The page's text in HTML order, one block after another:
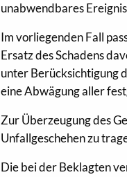
unabwendbares
Im vorliegenden Fall
Ersatz des Schadens
unter Berücksichtigung
eine Abwägung aller
Zur Überzeugung des
Unfallgeschehen zu
Die bei der Beklagten